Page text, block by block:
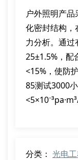
户外照明产
化密封结构
力分析。通
25±1.5%，配
<15%，使防
85测试3000
分类： 光电